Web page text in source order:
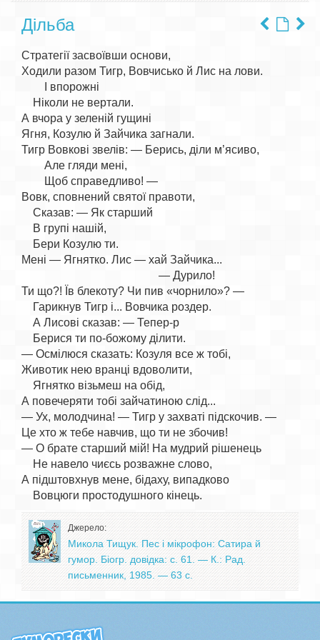
Дільба
Стратегії засвоївши основи,
Ходили разом Тигр, Вовчисько й Лис на лови.
        І впорожні
    Ніколи не вертали.
А вчора у зеленій гущині
Ягня, Козулю й Зайчика загнали.
Тигр Вовкові звелів: — Берись, діли м’ясиво,
        Але гляди мені,
        Щоб справедливо! —
Вовк, сповнений святої правоти,
    Сказав: — Як старший
    В групі нашій,
    Бери Козулю ти.
Мені — Ягнятко. Лис — хай Зайчика...
                                                — Дурило!
Ти що?! Їв блекоту? Чи пив «чорнило»? —
    Гарикнув Тигр і... Вовчика роздер.
    А Лисові сказав: — Тепер-р
    Берися ти по-божому ділити.
— Осмілюся сказать: Козуля все ж тобі,
Животик нею вранці вдоволити,
    Ягнятко візьмеш на обід,
А повечеряти тобі зайчатиною слід...
— Ух, молодчина! — Тигр у захваті підскочив. —
Це хто ж тебе навчив, що ти не збочив!
— О брате старший мій! На мудрий рішенець
    Не навело чиєсь розважне слово,
А підштовхнув мене, бідаху, випадково
Джерело:
Микола Тищук. Пес і мікрофон: Сатира й
гумор. Біогр. довідка: с. 61. — К.: Рад.
письменник, 1985. — 63 с.